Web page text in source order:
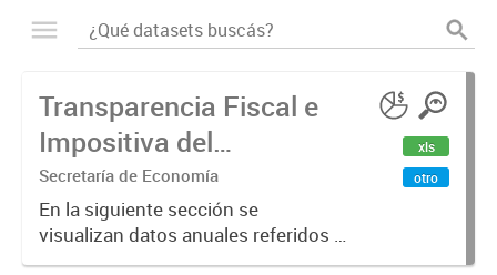
Transparencia Fiscal e
Impositiva del
Municipio. Año 2023
Secretaría de Economía
En la siguiente sección se
visualizan datos anuales referidos a
la transparencia fiscal e impositiva
xls
otro